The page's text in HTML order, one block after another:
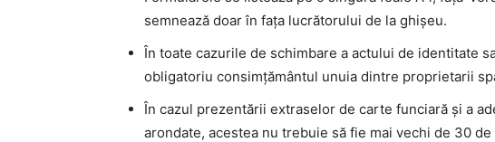
semnează doar în fața lucrătorului de la ghișeu.
În toate cazurile de schimbare a actului de identitate
obligatoriu consimțământul unuia dintre proprietarii
În cazul prezentării extraselor de carte funciară și a
arondate, acestea nu trebuie să fie mai vechi de 30 de